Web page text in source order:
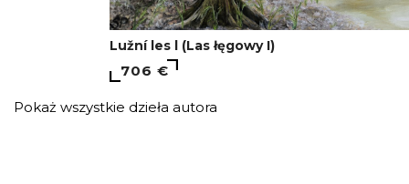
Lužní les l (Las łęgowy I)
706 €
Pokaż wszystkie dzieła autora